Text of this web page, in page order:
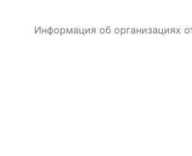
Информация об организациях